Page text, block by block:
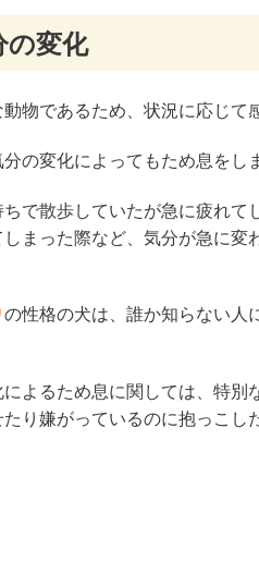
の変化
動物であるため、状況に応じて
の変化によってもため息をし
で散歩していたが急に疲れ
まった際など、気分が急に
の性格の犬は、誰か知らない人
よるため息に関しては、特
り嫌がっているのに抱っこ